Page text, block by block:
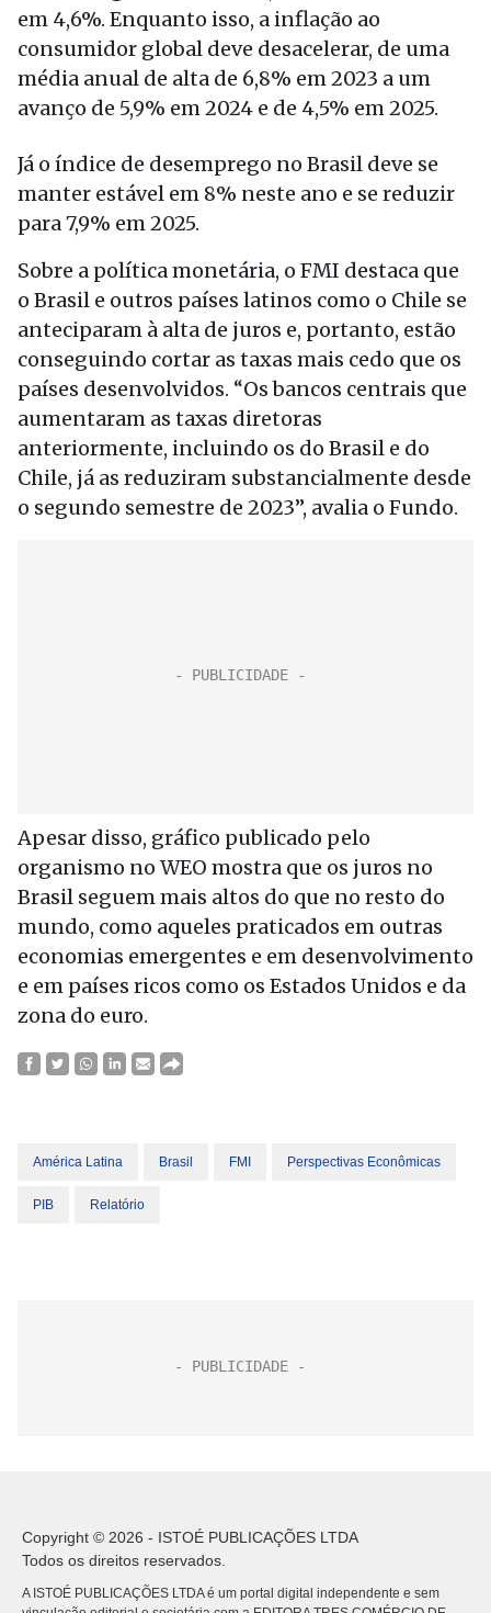
em 4,6%. Enquanto isso, a inflação ao
consumidor global deve desacelerar, de uma
média anual de alta de 6,8% em 2023 a um
avanço de 5,9% em 2024 e de 4,5% em 2025.
Já o índice de desemprego no Brasil deve se
manter estável em 8% neste ano e se reduzir
para 7,9% em 2025.
Sobre a política monetária, o FMI destaca que
o Brasil e outros países latinos como o Chile se
anteciparam à alta de juros e, portanto, estão
conseguindo cortar as taxas mais cedo que os
países desenvolvidos. “Os bancos centrais que
aumentaram as taxas diretoras
anteriormente, incluindo os do Brasil e do
Chile, já as reduziram substancialmente desde
o segundo semestre de 2023”, avalia o Fundo.
Apesar disso, gráfico publicado pelo
organismo no WEO mostra que os juros no
Brasil seguem mais altos do que no resto do
mundo, como aqueles praticados em outras
economias emergentes e em desenvolvimento
e em países ricos como os Estados Unidos e da
zona do euro.
América Latina Brasil FMI Perspectivas Econômicas
PIB Relatório
Copyright © 2026 - ISTOÉ PUBLICAÇÕES LTDA
Todos os direitos reservados.
A ISTOÉ PUBLICAÇÕES LTDA é um portal digital independente e sem